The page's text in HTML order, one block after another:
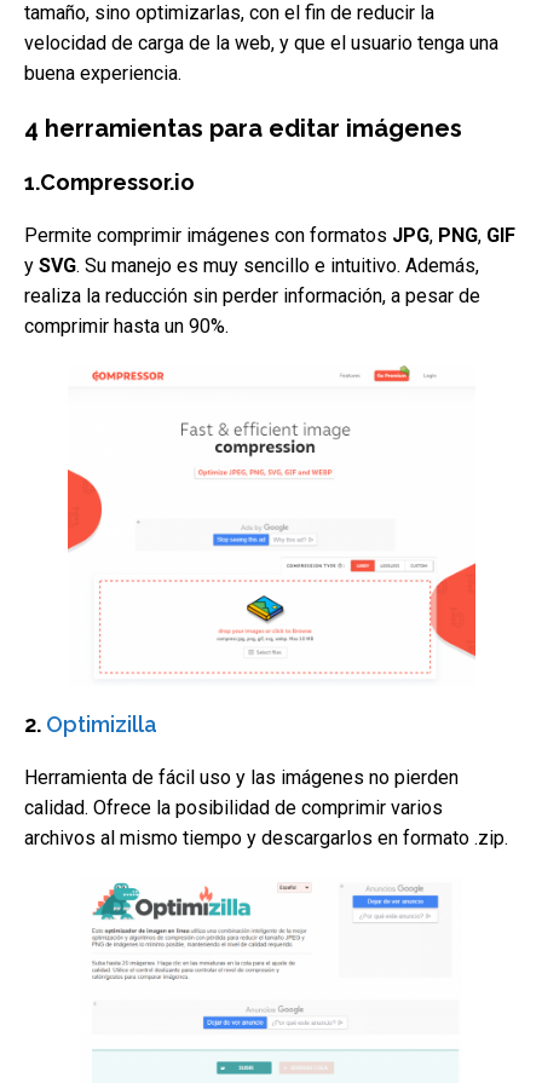
tamaño, sino optimizarlas, con el fin de reducir la
velocidad de carga de la web, y que el usuario tenga una
buena experiencia.
4 herramientas para editar imágenes
1.Compressor.io
Permite comprimir imágenes con formatos JPG, PNG, GIF
y SVG. Su manejo es muy sencillo e intuitivo. Además,
realiza la reducción sin perder información, a pesar de
comprimir hasta un 90%.
2. Optimizilla
Herramienta de fácil uso y las imágenes no pierden
calidad. Ofrece la posibilidad de comprimir varios
archivos al mismo tiempo y descargarlos en formato .zip.